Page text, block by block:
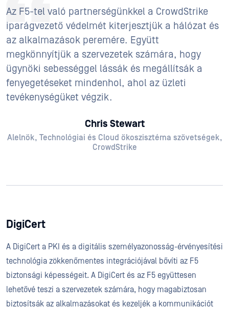
Az F5-tel való partnerségünkkel a CrowdStrike
iparágvezető védelmét kiterjesztjük a hálózat és
az alkalmazások peremére. Együtt
megkönnyítjük a szervezetek számára, hogy
ügynöki sebességgel lássák és megállítsák a
fenyegetéseket mindenhol, ahol az üzleti
tevékenységüket végzik.
Chris Stewart
Alelnök, Technológiai és Cloud ökoszisztéma szövetségek,
CrowdStrike
DigiCert
A DigiCert a PKI és a digitális személyazonosság-érvényesítési
technológia zökkenőmentes integrációjával bővíti az F5
biztonsági képességeit. A DigiCert és az F5 együttesen
lehetővé teszi a szervezetek számára, hogy magabiztosan
biztosítsák az alkalmazásokat és kezeljék a kommunikációt